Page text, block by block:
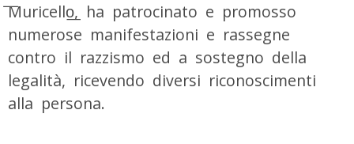
͞Muricello͟, ha patrocinato e promosso
numerose manifestazioni e rassegne
contro il razzismo ed a sostegno della
legalità, ricevendo diversi riconoscimenti
alla persona.